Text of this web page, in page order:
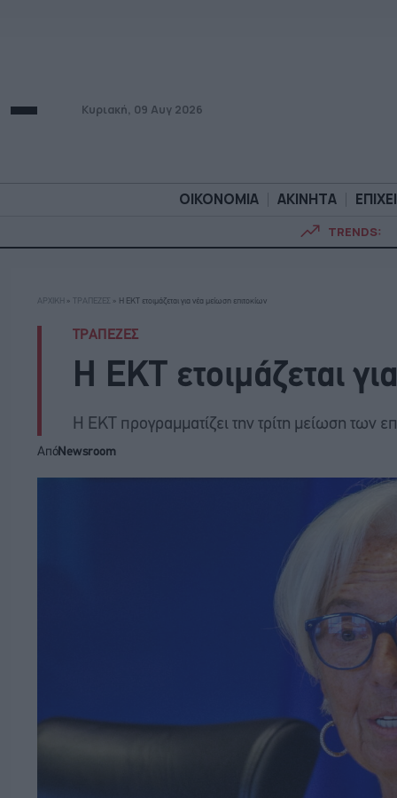
Κυριακή, 09 Αυγ 2026
ΟΙΚΟΝΟΜΙΑ ΑΚΙΝΗΤΑ
TRENDS:
ΟΙΚΟΝΟΜΙΑ
ΑΡΧΙΚΗ » ΤΡΑΠΕΖΕΣ » Η ΕΚΤ ετοιμάζεται για νέα μείωση επιτοκίων
ΤΡΑΠΕΖΕΣ
Η ΕΚΤ ετοιμάζεται
Η ΕΚΤ προγραμματίζει την τρίτη μείωση των
ΑπόNewsroom